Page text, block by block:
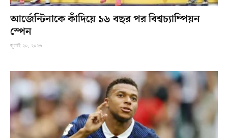
আর্জেন্টিনাকে কাঁদিয়ে ১৬ বছর পর বিশ্বচ্যাম্পিয়ন
স্পেন
জুলাই ২০, ২০২৬